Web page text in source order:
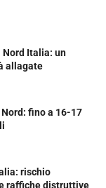
Italia: un
allagate
fino a 16-17
rischio
raffiche distruttive